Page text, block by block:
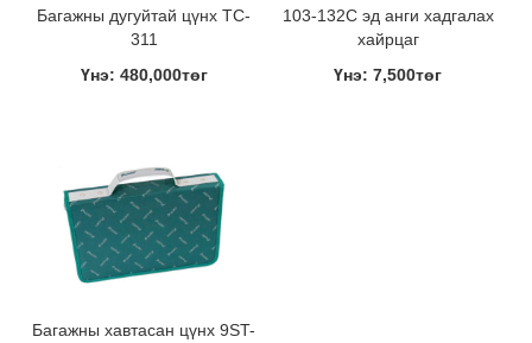
Багажны дугуйтай цүнх TC-
311
Үнэ: 480,000төг
103-132C эд анги хадгалах
хайрцаг
Үнэ: 7,500төг
Багажны хавтасан цүнх 9ST-